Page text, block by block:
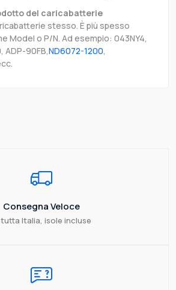
del caricabatterie
stesso. È più spesso
Model o P/N. Ad esempio: 043NY4,
ADP-90FB,ND6072-1200,
Consegna Veloce
Italia, isole incluse